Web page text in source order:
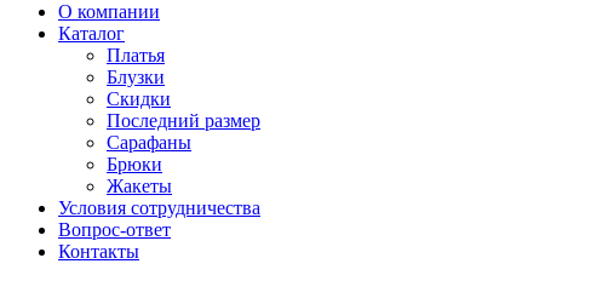
О компании
Каталог
Платья
Блузки
Скидки
Последний размер
Сарафаны
Брюки
Жакеты
Условия сотрудничества
Вопрос-ответ
Контакты